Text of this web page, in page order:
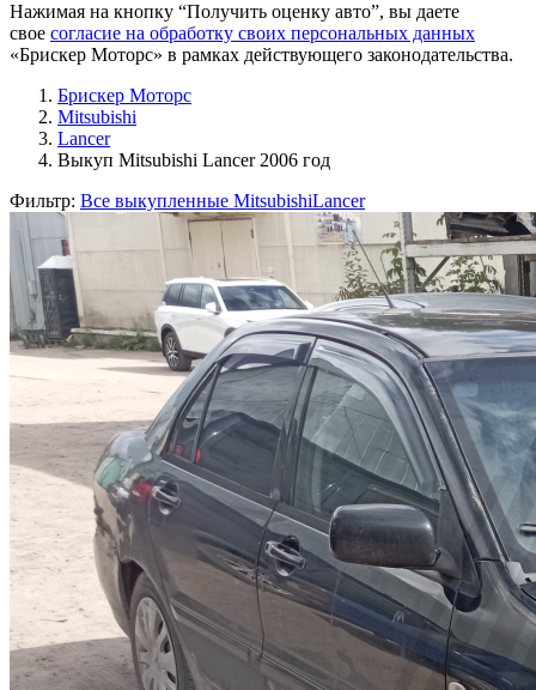
Нажимая на кнопку “Получить оценку авто”, вы даете
свое согласие на обработку своих персональных данных
«Брискер Моторс» в рамках действующего законодательства.
Брискер Моторс
Mitsubishi
Lancer
Выкуп Mitsubishi Lancer 2006 год
Фильтр: Все выкупленные MitsubishiLancer